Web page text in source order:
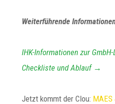
Weiterführende
IHK-Informationen zur
Checkliste und Ablauf →
Jetzt kommt der Clou: MAES